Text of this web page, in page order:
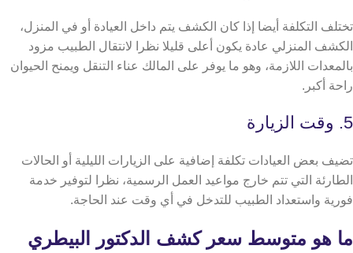
تختلف التكلفة أيضا إذا كان الكشف يتم داخل العيادة أو في المنزل،
الكشف المنزلي عادة يكون أعلى قليلا نظرا لانتقال الطبيب مزود
بالمعدات اللازمة، وهو ما يوفر على المالك عناء التنقل ويمنح الحيوان
راحة أكبر.
5. وقت الزيارة
تضيف بعض العيادات تكلفة إضافية على الزيارات الليلية أو الحالات
الطارئة التي تتم خارج مواعيد العمل الرسمية، نظرا لتوفير خدمة
فورية واستعداد الطبيب للتدخل في أي وقت عند الحاجة.
ما هو متوسط سعر كشف الدكتور البيطري